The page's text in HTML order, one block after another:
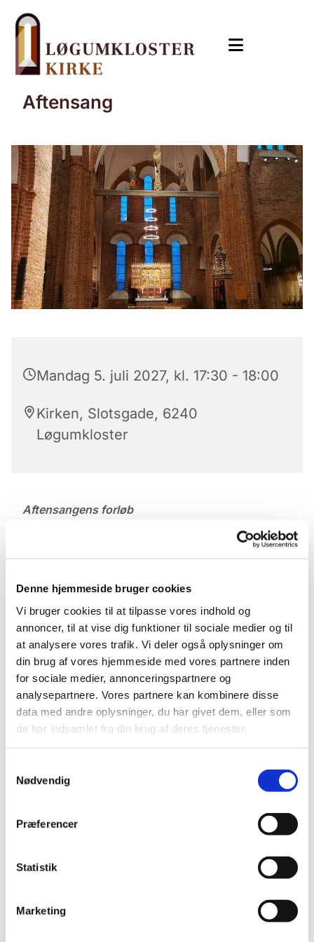
Denne hjemmeside bruger cookies
Vi bruger cookies til at tilpasse vores indhold og
annoncer, til at vise dig funktioner til sociale medier og til
at analysere vores trafik. Vi deler også oplysninger om
din brug af vores hjemmeside med vores partnere inden
for sociale medier, annonceringspartnere og
analysepartnere. Vores partnere kan kombinere disse
data med andre oplysninger, du har givet dem, eller som
de har indsamlet fra din brug af deres tjenester.
Nødvendig
Præferencer
Statistik
Marketing
Aftensang
Mandag 5. juli 2027, kl. 17:30 - 18:00
Kirken, Slotsgade, 6240
Løgumkloster
Aftensangens forløb
Der er aftensang mandag til lørdag kl. 17.30 – 18 i
Aftensangens forløb (med undtagelse af onsdag)
Præludium
1. salme
Læsning og bøn
2. salme
Velsignelse
Postludium